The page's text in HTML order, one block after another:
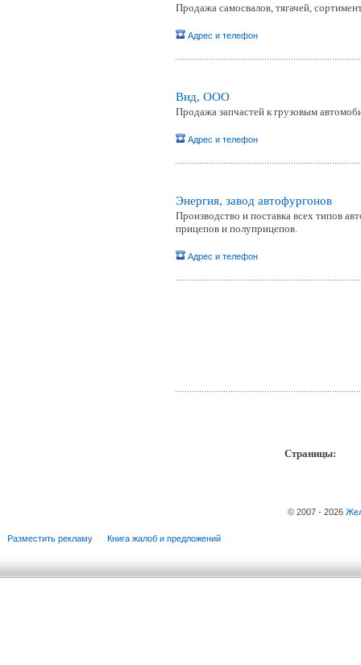
Продажа самосвалов, тягачей,
Адрес и телефон
Вид, ООО
Продажа запчастей к грузовым
Адрес и телефон
Энергия, завод автофургонов
Производство и поставка всех типов
прицепов и полуприцепов.
Адрес и телефон
Страницы:
© 2007 - 2026
Разместить рекламу Книга жалоб и предложений